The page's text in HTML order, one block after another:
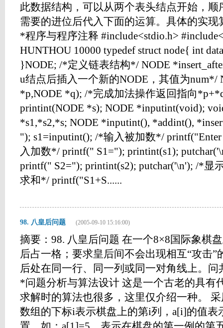
此数据结构，可以从两个表头结点开始，
需要的进位后代入下面的运算。具体的实
*程序与程序注释 #include<stdio.h>
HUNTHOU 10000 typedef struct node{ int
}NODE; /*定义链表结构*/ NODE
u结点后插入一个新的NODE，其值为num*/
*p,NODE *q); /*完成加法操作返回指向
printint(NODE *s); NODE *inputint(void);
*s1,*s2,*s; NODE *inputint(), *addint(),
"); s1=inputint(); /*输入被加数*/
入加数*/ printf(" S1="); printint(s1);
printf(" S2="); printint(s2); putchar('\n'); /*显
求和*/ printf("S1+S......
98. 八皇后问题 (2005-09-10 15:16:00)
摘要：98. 八皇后问题 在一个8×8国际象棋
后占一格；要求皇后间不会出现相互“攻击
后处在同一行、同一列或同一对角线上。
*问题分析与算法设计 这是一个古老的具有
求解时的算法也很多，这里仅介绍一种。
数组的下标i表示棋盘上的第i列，a[i]的值表